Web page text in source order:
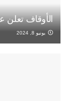
الأوقاف تعلن عيد
يونيو 8, 2024